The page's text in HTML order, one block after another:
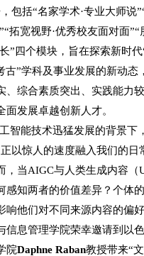
包括“名家学术·专业大师说
拓宽视野·优秀校友面对面”“
”四个模块，旨在探索新时代
古”学科及事业发展的新动态
、综合素质突出、实践能力较
发展卓越创新人才。
智能技术迅猛发展的背景下，
以惊人的速度融入我们的日
，当AIGC与人类生成内容（
感知两者的价值差异？个体
响他们对不同来源内容的偏
信息管理学院荣幸邀请到以
院Daphne Raban教授带来“